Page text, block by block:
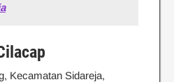
Kecamatan Sidareja,